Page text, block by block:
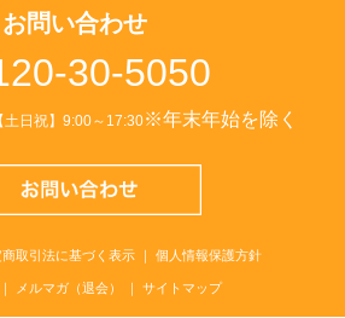
お問い合わせ
30-5050
土日祝】9:00～17:30※年末年始を除く
取引法に基づく表示｜ 個人情報保護方針
｜ メルマガ（退会） ｜ サイトマップ